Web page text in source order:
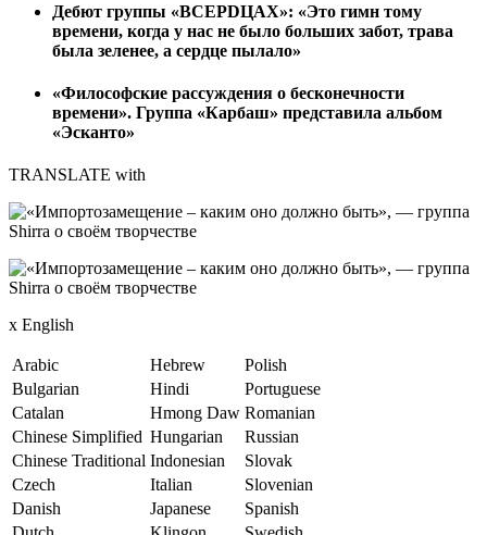
Дебют группы «ВСЕРDЦАХ»: «Это гимн тому
времени, когда у нас не было больших забот, трава
была зеленее, а сердце пылало»
«Философские рассуждения о бесконечности
времени». Группа «Карбаш» представила альбом
«Эсканто»
TRANSLATE with
x English
Arabic Hebrew
Polish
Bulgarian
Hindi
Portuguese
Catalan
Hmong Daw Romanian
Chinese Simplified Hungarian
Russian
Chinese Traditional Indonesian
Slovak
Czech
Italian
Slovenian
Danish
Japanese
Spanish